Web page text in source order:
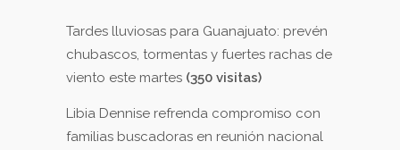
Tardes lluviosas para Guanajuato: prevén
chubascos, tormentas y fuertes rachas de
viento este martes (350 visitas)
Libia Dennise refrenda compromiso con
familias buscadoras en reunión nacional